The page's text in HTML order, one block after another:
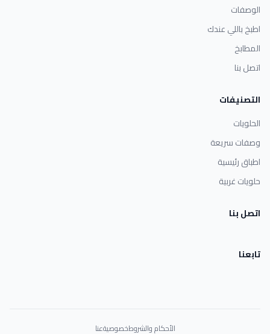
الوصفات
اطبخ باللي عندك
المطابخ
اتصل بنا
التصنيفات
الحلويات
وصفات سريعة
اطباق رئيسية
حلويات غربية
اتصل بنا
تابعنا
الأحكام والشروطخصوصيةعنا